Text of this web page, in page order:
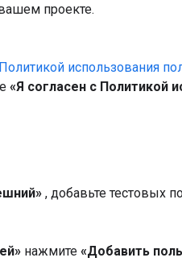
проекте.
Политикой использования
«Я согласен с Политикой
, добавьте тестовых
нажмите «Добавить